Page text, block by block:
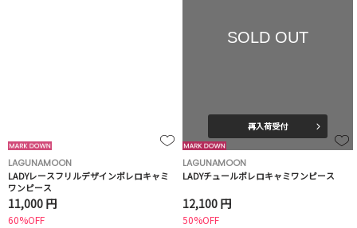
LAGUNAMOON
LADYレースフリルデザインボレロキャミ
ワンピース
11,000 円
60%OFF
SOLD OUT
再入荷受付
LAGUNAMOON
LADYチュールボレロキャミワンピース
12,100 円
50%OFF